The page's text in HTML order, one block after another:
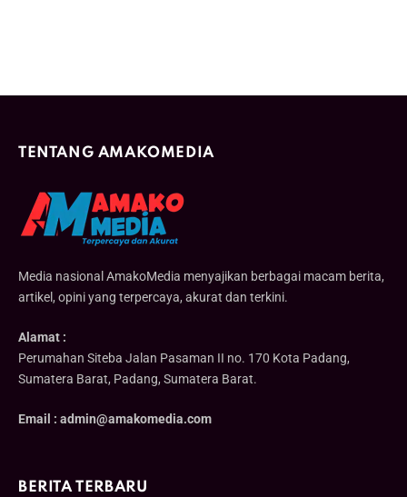
TENTANG AMAKOMEDIA
Media nasional AmakoMedia menyajikan berbagai macam berita,
artikel, opini yang terpercaya, akurat dan terkini.
Alamat :
Perumahan Siteba Jalan Pasaman II no. 170 Kota Padang,
Sumatera Barat, Padang, Sumatera Barat.
Email : admin@amakomedia.com
BERITA TERBARU